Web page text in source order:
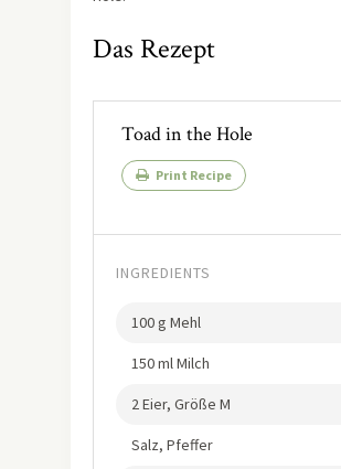
Das Rezept
Toad in the Hole
Print Recipe
INGREDIENTS
100 g Mehl
150 ml Milch
2 Eier, Größe M
Salz, Pfeffer